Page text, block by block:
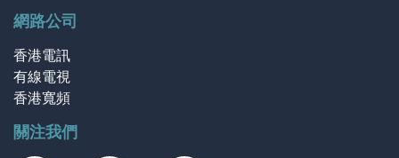
網路公司
香港電訊
有線電視
香港寬頻
關注我們